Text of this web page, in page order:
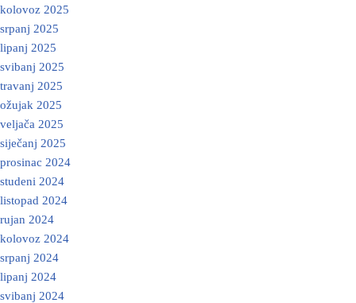
kolovoz 2025
srpanj 2025
lipanj 2025
svibanj 2025
travanj 2025
ožujak 2025
veljača 2025
siječanj 2025
prosinac 2024
studeni 2024
listopad 2024
rujan 2024
kolovoz 2024
srpanj 2024
lipanj 2024
svibanj 2024